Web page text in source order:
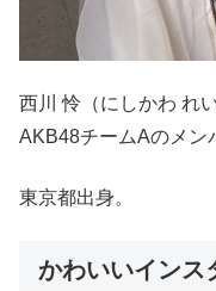
西川 怜（にしかわ れ
AKB48チームAのメン
東京都出身。
かわいいインス